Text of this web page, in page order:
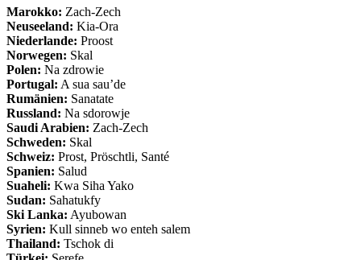
Marokko: Zach-Zech
Neuseeland: Kia-Ora
Niederlande: Proost
Norwegen: Skal
Polen: Na zdrowie
Portugal: A sua sau’de
Rumänien: Sanatate
Russland: Na sdorowje
Saudi Arabien: Zach-Zech
Schweden: Skal
Schweiz: Prost, Pröschtli, Santé
Spanien: Salud
Suaheli: Kwa Siha Yako
Sudan: Sahatukfy
Ski Lanka: Ayubowan
Syrien: Kull sinneb wo enteh salem
Thailand: Tschok di